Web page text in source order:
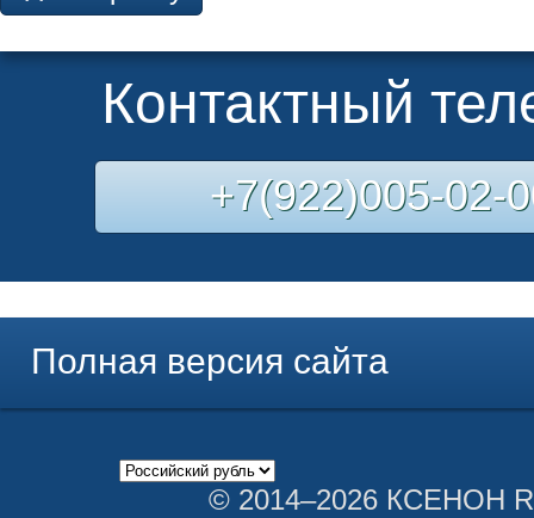
Контактный
+7(922)005-02-
Полная версия сайта
© 2014–2026 КСЕНОН